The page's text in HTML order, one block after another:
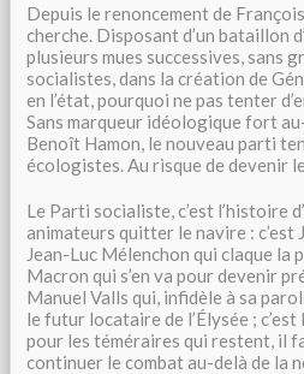
Depuis le renoncement de
cherche. Disposant d’un bataillon
plusieurs mues successives, sans
socialistes, dans la création de
en l’état, pourquoi ne pas tenter
Sans marqueur idéologique fort
Benoît Hamon, le nouveau parti
écologistes. Au risque de devenir
Le Parti socialiste, c’est l’histoire
animateurs quitter le navire : c’est
Jean-Luc Mélenchon qui claque la
Macron qui s’en va pour devenir
Manuel Valls qui, infidèle à sa
le futur locataire de l’Élysée ;
pour les téméraires qui restent, il
continuer le combat au-delà de la